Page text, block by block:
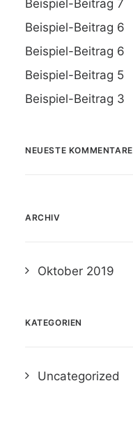
Beispiel-Beitrag 7
Beispiel-Beitrag 6
Beispiel-Beitrag 6
Beispiel-Beitrag 5
Beispiel-Beitrag 3
NEUESTE KOMMENTARE
ARCHIV
Oktober 2019
KATEGORIEN
Uncategorized